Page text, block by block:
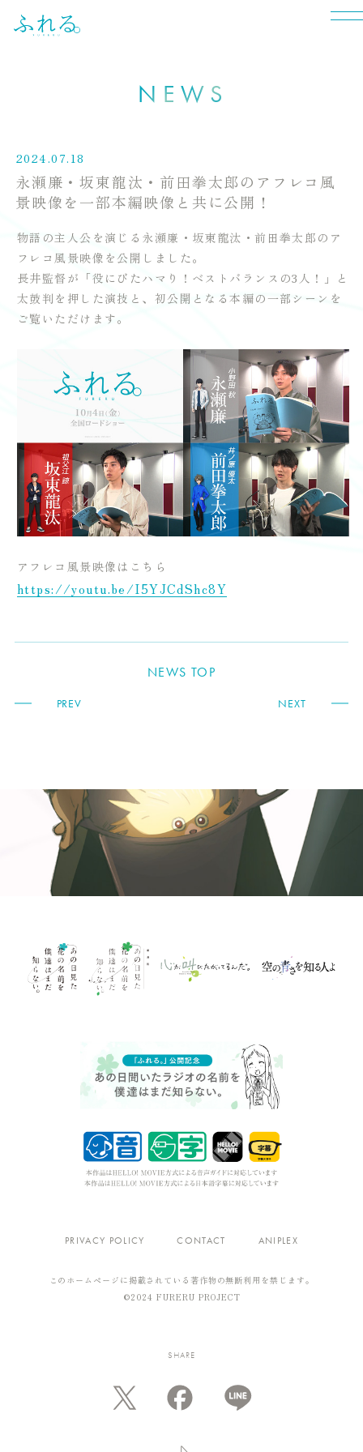
OFFICIAL ACCOUNT
SHARE
N E W S
2024.07.18
永瀬廉・坂東龍汰・前田拳太郎のアフレコ風
景映像を一部本編映像と共に公開！
物語の主人公を演じる永瀬廉・坂東龍汰・前田拳太郎のア
フレコ風景映像を公開しました。
長井監督が「役にびたハマり！ベストバランスの3人！」と
太鼓判を押した演技と、初公開となる本編の一部シーンを
ご覧いただけます。
アフレコ風景映像はこちら
https://youtu.be/I5YJCdShc8Y
PREV
NEWS TOP
NEXT
PRIVACY POLICY CONTACT ANIPLEX
このホームページに掲載されている著作物の無断利用を禁じます。
©2024 FURERU PROJECT
SHARE